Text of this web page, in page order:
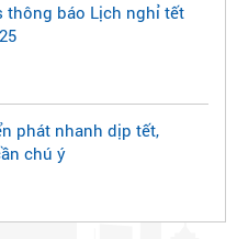
thông báo Lịch nghỉ tết
phát nhanh dịp tết,
chú ý